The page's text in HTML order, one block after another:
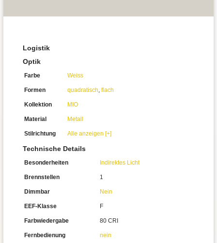
Logistik
Optik
Farbe Weiss
Formen quadratisch, flach
Kollektion MIO
Material Metall
Stilrichtung Alle anzeigen [+]
Technische Details
Besonderheiten Indirektes Licht
Brennstellen 1
Dimmbar Nein
EEF-Klasse F
Farbwiedergabe 80 CRI
Fernbedienung nein